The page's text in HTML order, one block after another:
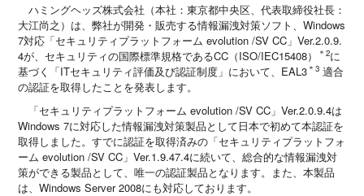
ハミングヘッズ株式会社（本社：東京都中央区、代表取締役社長：
大江尚之）は、弊社が開発・販売する情報漏洩対策ソフト、Windows
7対応「セキュリティプラットフォーム evolution /SV CC」Ver.2.0.9.
4が、セキュリティの国際標準規格であるCC（ISO/IEC15408）
＊2に
基づく「ITセキュリティ評価及び認証制度」において、EAL3 ＊3 適合
の認証を取得したことを発表します。
「セキュリティプラットフォーム evolution /SV CC」Ver.2.0.9.4は
Windows 7に対応した情報漏洩対策製品として日本で初めて本認証を
取得しました。すでに認証を取得済みの「セキュリティプラットフォ
ーム evolution /SV CC」Ver.1.9.47.4に続いて、総合的な情報漏洩対
策ができる製品として、唯一の認証製品となります。また、本製品
は、Windows Server 2008にも対応しております。